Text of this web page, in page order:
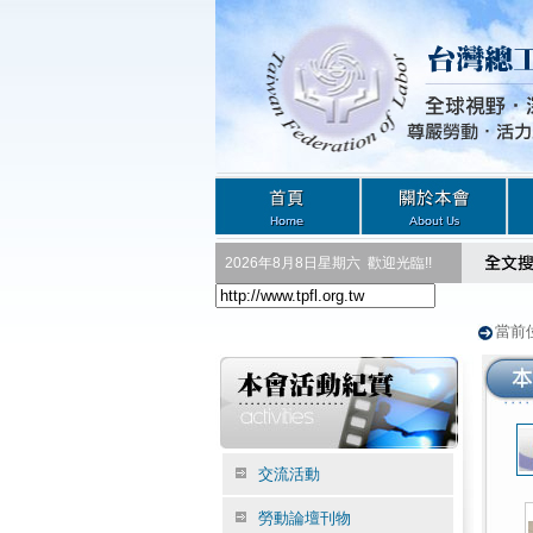
2026年8月8日星期六 歡迎光臨!!
當前
交流活動
勞動論壇刊物